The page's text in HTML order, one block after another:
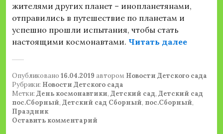
жителями других планет – инопланетянами,
отправились в путешествие по планетам и
успешно прошли испытания, чтобы стать
настоящими космонавтами. Читать далее«День
Опубликовано 16.04.2019 автором Новости Детского сада
Рубрики: Новости Детского сада
Метки: День космонавтики, Детский сад, Детский сад
пос.Сборный, Детский сад Сборный, пос.Сборный,
Праздник
Оставить комментарий